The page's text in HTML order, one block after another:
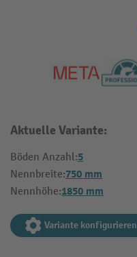
Aktuelle Variante:
Böden Anzahl:5
Nennbreite:750 mm
Nennhöhe:1850 mm
Variante konfigurieren